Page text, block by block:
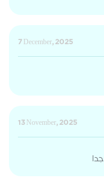
7 December, 2025
13 November, 2025